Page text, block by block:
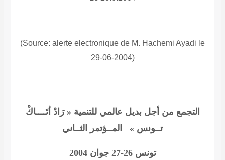
(Source: alerte electronique de M. Hachemi Ayadi le
29-06-2004)
التجمع من أجل بديل عالمي للتنمية « رَادْ أتَــــاكْ
تــونس »
المــؤتمر الثــاني
تونس 26-27 جوان 2004